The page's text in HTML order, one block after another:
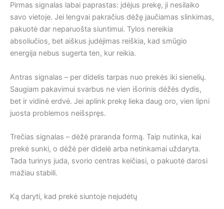
Pirmas signalas labai paprastas: įdėjus prekę, ji nesilaiko
savo vietoje. Jei lengvai pakračius dėžę jaučiamas slinkimas,
pakuotė dar neparuošta siuntimui. Tylos nereikia
absoliučios, bet aiškus judėjimas reiškia, kad smūgio
energija nebus sugerta ten, kur reikia.
Antras signalas – per didelis tarpas nuo prekės iki sienelių.
Saugiam pakavimui svarbus ne vien išorinis dėžės dydis,
bet ir vidinė erdvė. Jei aplink prekę lieka daug oro, vien lipni
juosta problemos neišspręs.
Trečias signalas – dėžė praranda formą. Taip nutinka, kai
prekė sunki, o dėžė per didelė arba netinkamai uždaryta.
Tada turinys juda, svorio centras keičiasi, o pakuotė darosi
mažiau stabili.
Ką daryti, kad prekė siuntoje nejudėtų